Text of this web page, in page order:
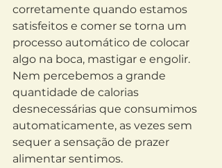
corretamente quando estamos
satisfeitos e comer se torna um
processo automático de colocar
algo na boca, mastigar e engolir.
Nem percebemos a grande
quantidade de calorias
desnecessárias que consumimos
automaticamente, as vezes sem
sequer a sensação de prazer
alimentar sentimos.